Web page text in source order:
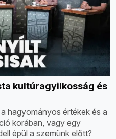
kultúragyilkosság és
hagyományos értékek és a
korában, vagy egy
épül a szemünk előtt?